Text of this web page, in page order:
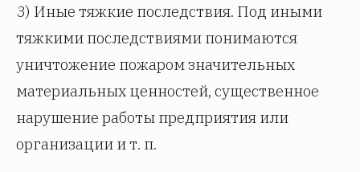
3) Иные тяжкие последствия. Под иными
тяжкими последствиями понимаются
уничтожение пожаром значительных
материальных ценностей, существенное
нарушение работы предприятия или
организации и т. п.